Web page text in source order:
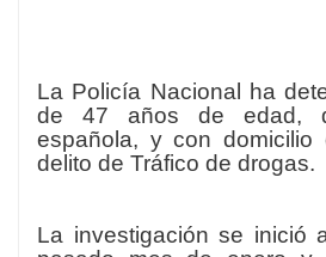
La Policía Nacional ha
de 47 años de edad,
española, y con
delito de Tráfico de drogas.
La investigación se inició